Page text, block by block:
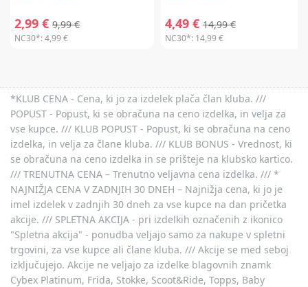
2,99 € 9,99 €
NC30*:4,99 €
4,49 € 14,99 €
NC30*: 14,99 €
*KLUB CENA - Cena, ki jo za izdelek plača član kluba. ///
POPUST - Popust, ki se obračuna na ceno izdelka, in velja za
vse kupce. /// KLUB POPUST - Popust, ki se obračuna na ceno
izdelka, in velja za člane kluba. /// KLUB BONUS - Vrednost, ki
se obračuna na ceno izdelka in se prišteje na klubsko kartico.
/// TRENUTNA CENA – Trenutno veljavna cena izdelka. /// *
NAJNIŽJA CENA V ZADNJIH 30 DNEH – Najnižja cena, ki jo je
imel izdelek v zadnjih 30 dneh za vse kupce na dan pričetka
akcije. /// SPLETNA AKCIJA - pri izdelkih označenih z ikonico
"Spletna akcija" - ponudba veljajo samo za nakupe v spletni
trgovini, za vse kupce ali člane kluba. /// Akcije se med seboj
izključujejo. Akcije ne veljajo za izdelke blagovnih znamk
Cybex Platinum, Frida, Stokke, Scoot&Ride, Topps, Baby